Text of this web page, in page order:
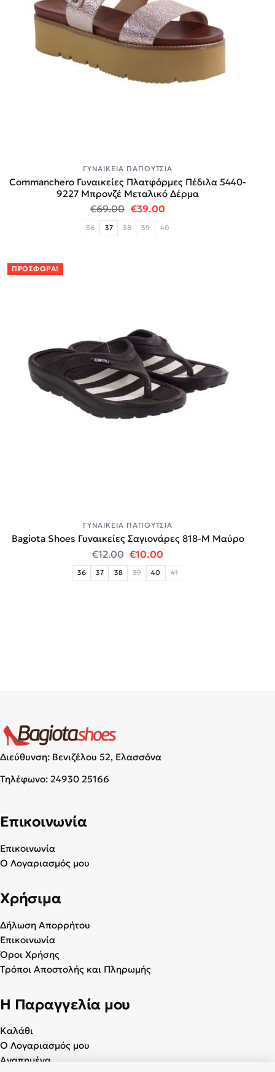
ΓΥΝΑΙΚΕΊΑ ΠΑΠΟΎΤΣΙΑ
Commanchero Γυναικείες Πλατφόρμες Πέδιλα 5440-
9227 Mπρονζέ Μεταλικό Δέρμα
€69.00 Original price was: €69.00.
€39.00Η τρέχουσα τιμή
36 37 38 39 40
ΠΡΟΣΦΟΡΆ!
ΓΥΝΑΙΚΕΊΑ ΠΑΠΟΎΤΣΙΑ
Bagiota Shoes Γυναικείες Σαγιονάρες 818-Μ Μαύρο
€12.00 Original price was: €12.00.
€10.00Η τρέχουσα τιμή
36 37 38 39 40 41
Διεύθυνση: Βενιζέλου 52, Ελασσόνα
Τηλέφωνο: 24930 25166
Επικοινωνία
Επικοινωνία
Ο Λογαριασμός μου
Χρήσιμα
Δήλωση Απορρήτου
Επικοινωνία
Όροι Χρήσης
Τρόποι Αποστολής και Πληρωμής
Η Παραγγελία μου
Καλάθι
Ο Λογαριασμός μου
Αγαπημένα